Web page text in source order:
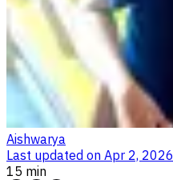
Aishwarya
Last updated on Apr 2, 2026
15 min